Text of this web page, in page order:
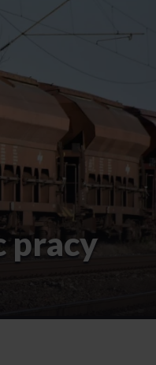
pracy